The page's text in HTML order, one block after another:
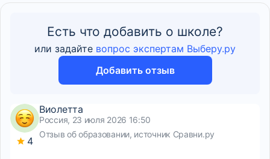
Есть что добавить о школе?
или задайте вопрос экспертам Выберу.ру
Добавить отзыв
4
Виолетта
Россия, 23 июля 2026 16:50
Отзыв об образовании, источник Сравни.ру